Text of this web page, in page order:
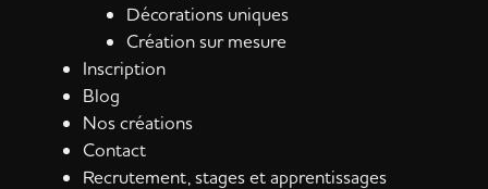
Décorations uniques
Création sur mesure
Inscription
Blog
Nos créations
Contact
Recrutement, stages et apprentissages